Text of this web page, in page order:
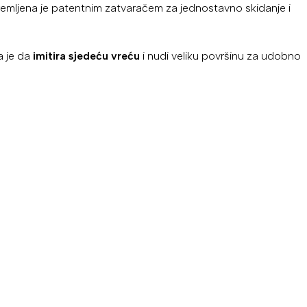
je patentnim zatvaračem za jednostavno skidanje i
je da imitira sjedeću vreću i nudi veliku površinu za udobno